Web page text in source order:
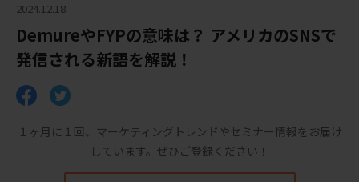
2024.12.18
DemureやFYPの意味は？ アメリカのSNSで
発信される新語を解説！
１ヶ月に１回、マーケティングトレンドやセミナー情報をお届け
しています。 ぜひご登録ください！